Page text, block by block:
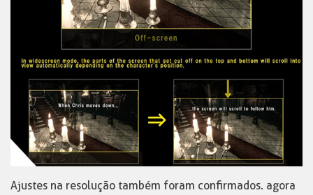
Ajustes na resolução também foram confirmados. agora